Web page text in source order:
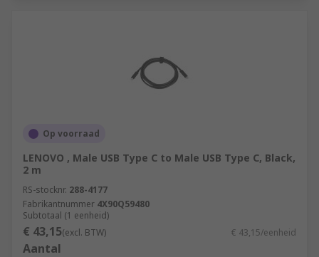
Op voorraad
LENOVO , Male USB Type C to Male USB Type C, Black,
2 m
RS-stocknr. 288-4177
Fabrikantnummer 4X90Q59480
Subtotaal (1 eenheid)
€ 43,15(excl. BTW) € 43,15/eenheid
Aantal